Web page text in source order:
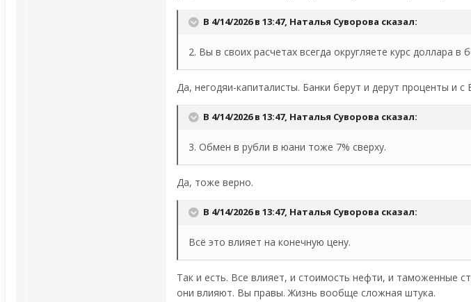
В 4/14/2026 в 13:47, Наталья Суворова сказал:
2. Вы в своих расчетах всегда округляете курс доллара в
Да, негодяи-капиталисты. Банки берут и дерут проценты и
В 4/14/2026 в 13:47, Наталья Суворова сказал:
3. Обмен в рубли в юани тоже 7% сверху.
Да, тоже верно.
В 4/14/2026 в 13:47, Наталья Суворова сказал:
Всё это влияет на конечную цену.
Так и есть. Все влияет, и стоимость нефти, и таможенные
они влияют. Вы правы. Жизнь вообще сложная штука.